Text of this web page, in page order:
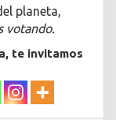
planeta,
votando.
te invitamos